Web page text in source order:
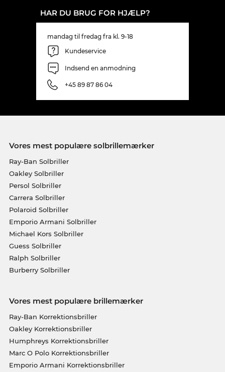
HAR DU BRUG FOR HJÆLP?
mandag til fredag fra kl. 9-18
Kundeservice
Indsend en anmodning
+45 89 87 86 04
Vores mest populære solbrillemærker
Ray-Ban Solbriller
Oakley Solbriller
Persol Solbriller
Carrera Solbriller
Polaroid Solbriller
Emporio Armani Solbriller
Michael Kors Solbriller
Guess Solbriller
Ralph Solbriller
Burberry Solbriller
Vores mest populære brillemærker
Ray-Ban Korrektionsbriller
Oakley Korrektionsbriller
Humphreys Korrektionsbriller
Marc O Polo Korrektionsbriller
Emporio Armani Korrektionsbriller